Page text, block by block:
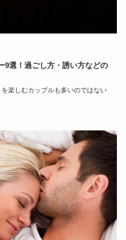
9選！過ごし方・誘い方などの
楽しむカップルも多いのではない
思っても誘い方に迷ったりしま…